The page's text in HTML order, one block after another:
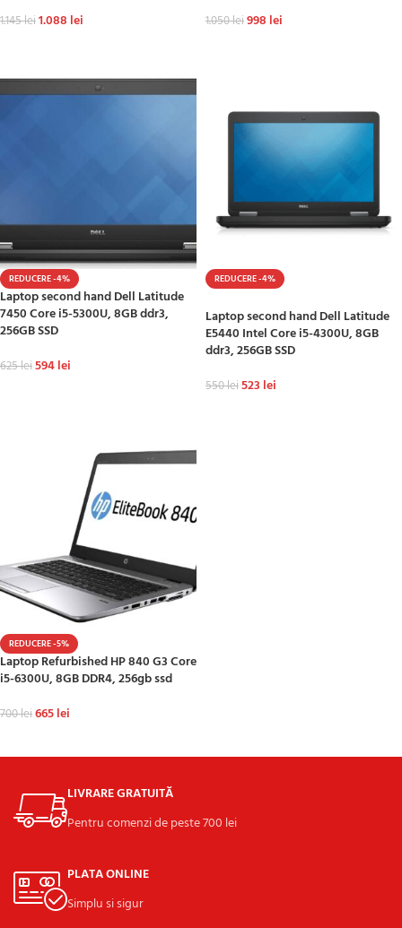
1.145lei1.088 lei 1.050lei998 lei
REDUCERE -4%
Laptop second hand Dell Latitude
7450 Core i5-5300U, 8GB ddr3,
256GB SSD
625lei594lei
REDUCERE -4%
Laptop second hand Dell Latitude
E5440 Intel Core i5-4300U, 8GB
ddr3, 256GB SSD
550lei523 lei
REDUCERE -5%
Laptop Refurbished HP 840 G3 Core
i5-6300U, 8GB DDR4, 256gb ssd
700lei665lei
LIVRARE GRATUITĂ
Pentru comenzi de peste 700 lei
PLATA ONLINE
Simplu si sigur